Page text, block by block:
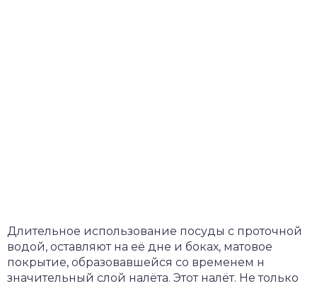
Длительное использование посуды с проточной
водой, оставляют на её дне и боках, матовое
покрытие, образовавшейся со временем н
значительный слой налёта. Этот налёт. Не только